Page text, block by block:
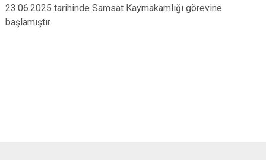
23.06.2025 tarihinde Samsat Kaymakamlığı görevine
başlamıştır.